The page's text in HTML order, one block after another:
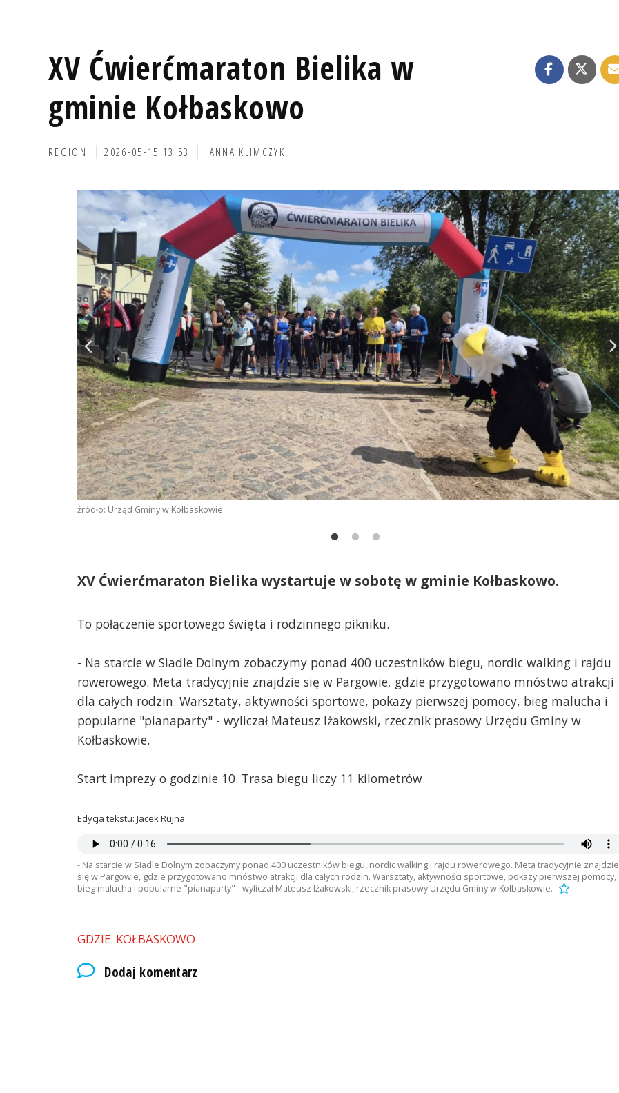
XV Ćwierćmaraton Bielika w
gminie Kołbaskowo
REGION 2026-05-15 13:53 ANNA KLIMCZYK
źródło: Urząd Gminy w Kołbaskowie
XV Ćwierćmaraton Bielika wystartuje w sobotę w gminie Kołbaskowo.
To połączenie sportowego święta i rodzinnego pikniku.
- Na starcie w Siadle Dolnym zobaczymy ponad 400 uczestników biegu, nordic walking i rajdu
rowerowego. Meta tradycyjnie znajdzie się w Pargowie, gdzie przygotowano mnóstwo atrakcji
dla całych rodzin. Warsztaty, aktywności sportowe, pokazy pierwszej pomocy, bieg malucha i
popularne "pianaparty" - wyliczał Mateusz Iżakowski, rzecznik prasowy Urzędu Gminy w
Kołbaskowie.
Start imprezy o godzinie 10. Trasa biegu liczy 11 kilometrów.
Edycja tekstu: Jacek Rujna
- Na starcie w Siadle Dolnym zobaczymy ponad 400 uczestników biegu, nordic walking i rajdu rowerowego. Meta tradycyjnie znajdzie
się w Pargowie, gdzie przygotowano mnóstwo atrakcji dla całych rodzin. Warsztaty, aktywności sportowe, pokazy pierwszej pomocy,
bieg malucha i popularne "pianaparty" - wyliczał Mateusz Iżakowski, rzecznik prasowy Urzędu Gminy w Kołbaskowie.
GDZIE: KOŁBASKOWO
Dodaj komentarz